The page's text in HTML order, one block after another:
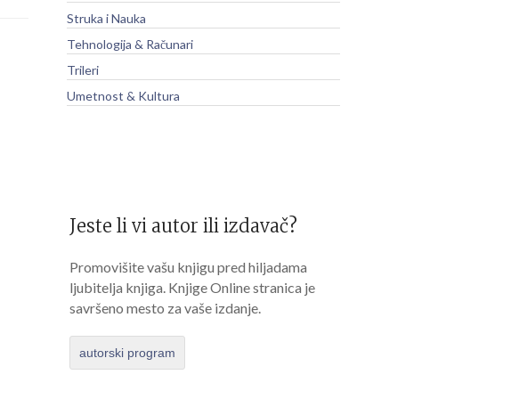
Struka i Nauka
Tehnologija & Računari
Trileri
Umetnost & Kultura
Jeste li vi autor ili izdavač?
Promovišite vašu knjigu pred hiljadama
ljubitelja knjiga. Knjige Online stranica je
savršeno mesto za vaše izdanje.
autorski program